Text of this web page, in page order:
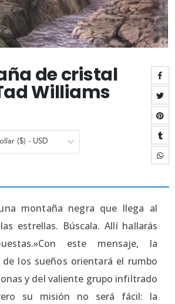
de cristal
Williams
($) - USD
montaña negra que llega al
estrellas. Búscala. Allí hallarás
este mensaje, la
los sueños orientará el rumbo
y del valiente grupo infiltrado
su misión no será fácil: la